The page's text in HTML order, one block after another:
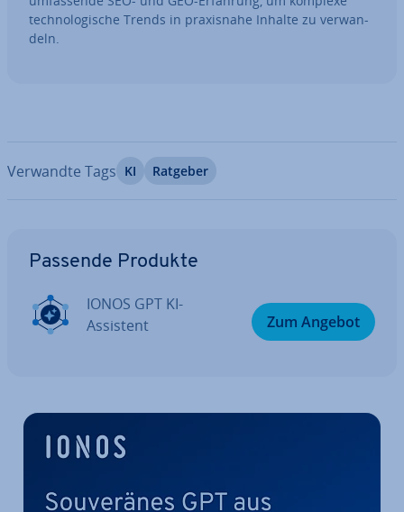
tech­no­lo­gi­sche Trends in pra­xis­na­he Inhalte zu ver­wan­
deln.
Verwandte Tags KI Ratgeber
Passende Produkte
IONOS GPT KI-
Assistent
Zum Angebot